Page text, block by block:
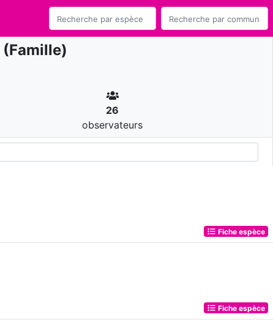
(Famille)
26
observateurs
Fiche espèce
Fiche espèce